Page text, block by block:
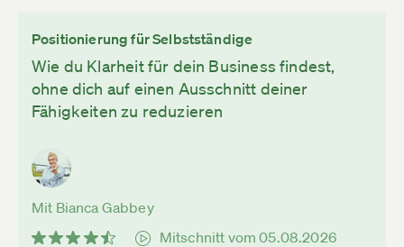
Positionierung für Selbstständige
Wie du Klarheit für dein Business findest,
ohne dich auf einen Ausschnitt deiner
Fähigkeiten zu reduzieren
Mit Bianca Gabbey
Mitschnitt vom 05.08.2026